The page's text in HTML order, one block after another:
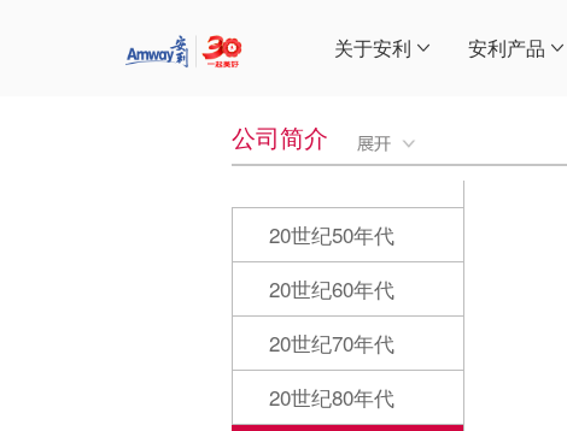
关于安利 安利产品
公司简介
20世纪50年代
20世纪60年代
20世纪70年代
20世纪80年代